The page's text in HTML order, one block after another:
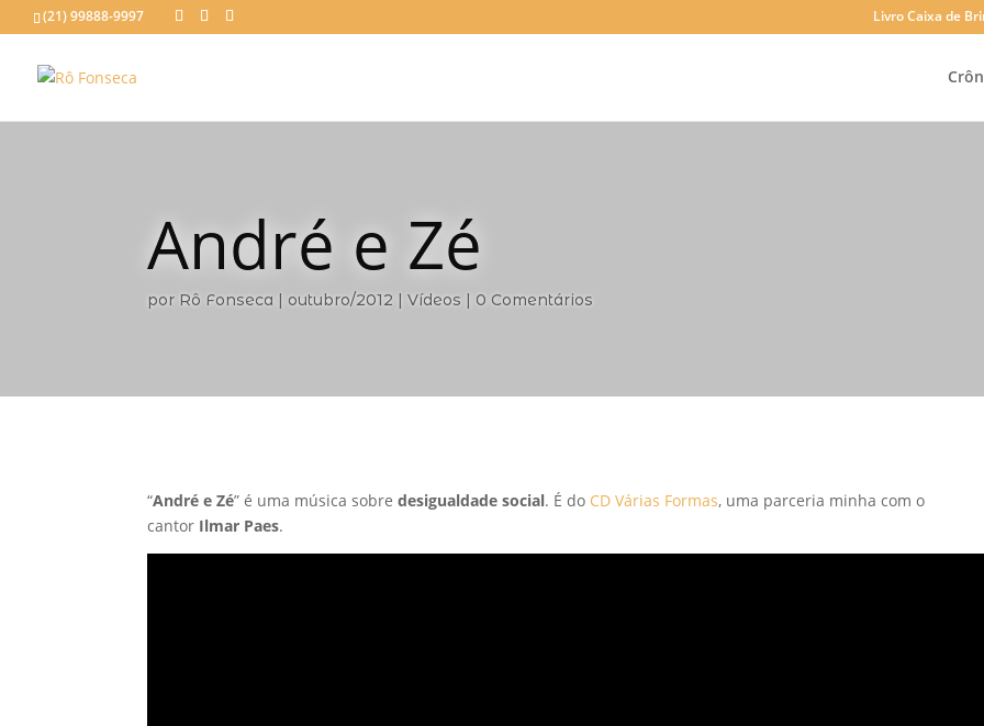
(21) 99888-9997 Livro Caixa de
André e Zé
por Rô Fonseca outubro/2012 Vídeos 0 Comentários
“André e Zé” é uma música sobredesigualdade social. É do CD Várias Formas, uma parceria minha com o
cantor Ilmar Paes.